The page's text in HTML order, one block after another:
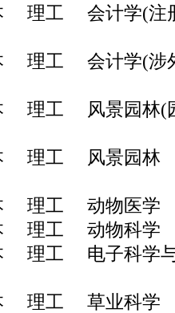
工 会计学(注
工 会计学(涉
工 风景园林(
工 风景园林
理工 动物医
理工 动物科
工 电子科学
工 草业科学